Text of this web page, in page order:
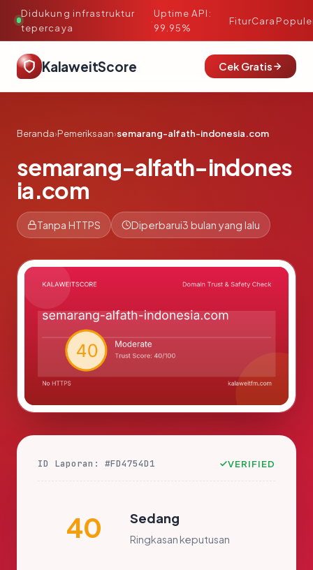
Didukung infrastruktur
tepercaya
·
Uptime API:
99.95%
FiturCara
KalaweitScore Cek Gratis
Beranda›Pemeriksaan›semarang-alfath-indonesia.com
semarang-alfath-indones
ia.com
Tanpa HTTPS Diperbarui3 bulan yang lalu
ID Laporan: #FD4754D1 VERIFIED
40 Sedang
Ringkasan keputusan